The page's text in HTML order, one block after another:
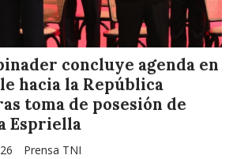
concluye agenda en
hacia la República
toma de posesión de
Espriella
Prensa TNI